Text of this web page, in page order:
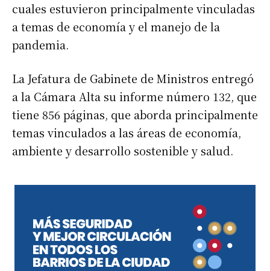
cuales estuvieron principalmente vinculadas
a temas de economía y el manejo de la
pandemia.
La Jefatura de Gabinete de Ministros entregó
a la Cámara Alta su informe número 132, que
tiene 856 páginas, que aborda principalmente
temas vinculados a las áreas de economía,
ambiente y desarrollo sostenible y salud.